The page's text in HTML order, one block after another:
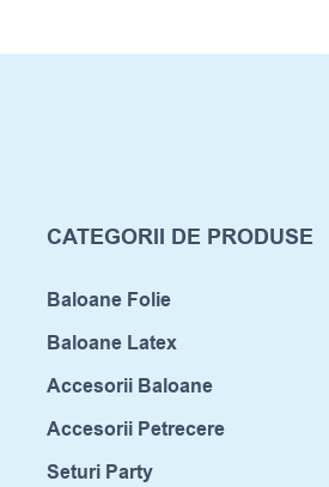
CATEGORII DE PRODUSE
Baloane Folie
Baloane Latex
Accesorii Baloane
Accesorii Petrecere
Seturi Party